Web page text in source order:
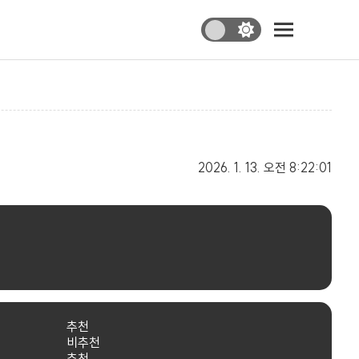
2026. 1. 13. 오전 8:22:01
추천
비추천